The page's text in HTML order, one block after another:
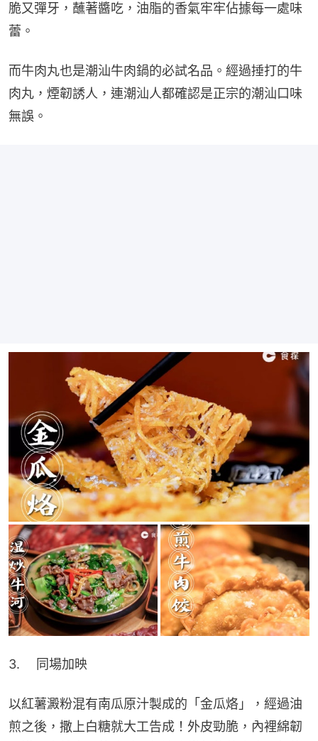
脆又彈牙，蘸著醬吃，油脂的香氣牢牢佔據每一處味
蕾。
而牛肉丸也是潮汕牛肉鍋的必試名品。經過捶打的牛
肉丸，煙韌誘人，連潮汕人都確認是正宗的潮汕口味
無誤。
3. 　同場加映
以紅薯澱粉混有南瓜原汁製成的「金瓜烙」，經過油
煎之後，撒上白糖就大工告成！外皮勁脆，內裡綿韌